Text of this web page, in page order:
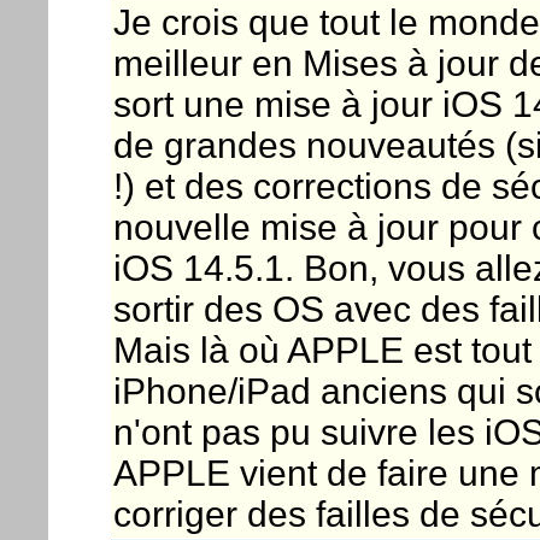
Je crois que tout le
meilleur en Mises à jour
sort une mise à jour iOS
de grandes nouveautés
!) et des corrections de
nouvelle mise à jour pour
iOS 14.5.1. Bon, vous
sortir des OS avec des
Mais là où APPLE est
iPhone/iPad anciens qui
n'ont pas pu suivre les
APPLE vient de faire une
corriger des failles de